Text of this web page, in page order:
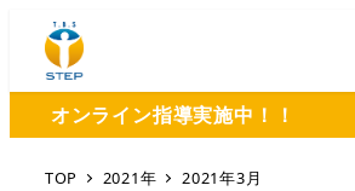
オンライン指導実施中！！
TOP 2021年 2021年3月